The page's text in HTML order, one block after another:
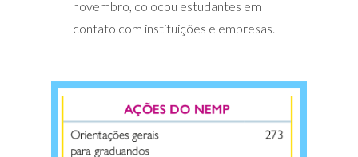
novembro, colocou estudantes em
contato com instituições e empresas.